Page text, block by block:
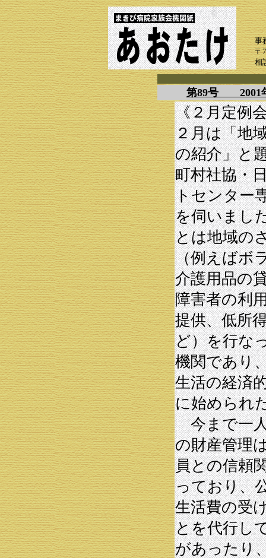
事
〒
相
第89号 2001
《２月定例
２月は「地
の紹介」と
町村社協・
トセンター
を伺いまし
とは地域の
（例えばボ
介護用品の
障害者の利
提供、低所
ど）を行な
機関であり
生活の経済
に始められ
今まで一人
の財産管理
員との信頼
っており、
生活費の受
とを代行し
があったり